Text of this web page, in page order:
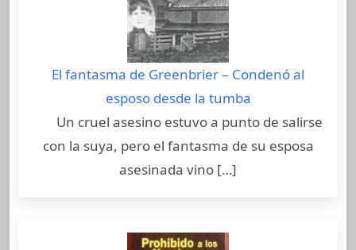
El fantasma de Greenbrier – Condenó al
esposo desde la tumba
Un cruel asesino estuvo a punto de salirse
con la suya, pero el fantasma de su esposa
asesinada vino […]